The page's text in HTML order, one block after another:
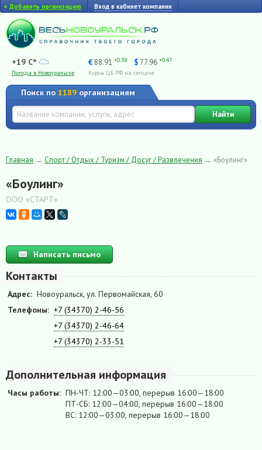
+ Добавить организацию Вход в кабинет компании
+19 C°
Погода в Новоуральске
€ 88.91 +0.38 $ 77.96 +0.47
Курсы ЦБ РФ на сегодня
Поиск по 1189 организациям
Найти
Главная → Спорт / Отдых / Туризм / Досуг / Развлечения → «Боулинг»
«Боулинг»
ООО «СТАРТ»
Написать письмо
Контакты
Адрес: Новоуральск, ул. Первомайская, 60
Телефоны: +7 (34370) 2-46-56
+7 (34370) 2-46-64
+7 (34370) 2-33-51
Дополнительная информация
Часы работы: ПН-ЧТ: 12:00—03:00, перерыв 16:00—18:00
ПТ-СБ: 12:00—04:00, перерыв 16:00—18:00
ВС: 12:00—03:00, перерыв 16:00—18:00